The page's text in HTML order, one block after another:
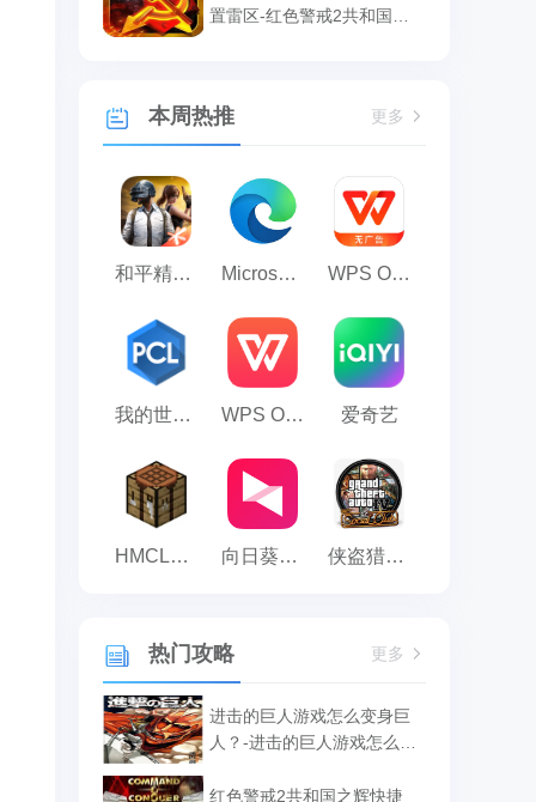
置雷区-红色警戒2共和国之
本周热推 更多
和平精英模拟器应用宝版 Microsoft Edge浏览器 WPS Office
我的世界PCL2启动器 WPS Office 2023 爱奇艺
HMCL启动器 向日葵远程控制 侠盗猎车手:罪恶都市之侠盗无双
热门攻略 更多
进击的巨人游戏怎么变身巨
人？-进击的巨人游戏怎么补
红色警戒2共和国之辉快捷